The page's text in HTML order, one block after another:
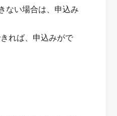
ない場合は、申込み
れば、申込みがで